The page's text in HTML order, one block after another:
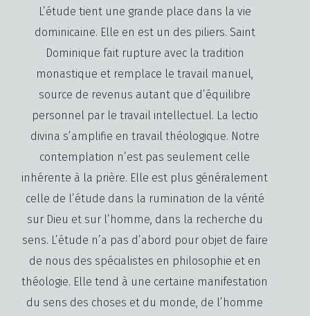
L’étude tient une grande place dans la vie
dominicaine. Elle en est un des piliers. Saint
Dominique fait rupture avec la tradition
monastique et remplace le travail manuel,
source de revenus autant que d’équilibre
personnel par le travail intellectuel. La lectio
divina s’amplifie en travail théologique. Notre
contemplation n’est pas seulement celle
inhérente à la prière. Elle est plus généralement
celle de l’étude dans la rumination de la vérité
sur Dieu et sur l’homme, dans la recherche du
sens. L’étude n’a pas d’abord pour objet de faire
de nous des spécialistes en philosophie et en
théologie. Elle tend à une certaine manifestation
du sens des choses et du monde, de l’homme